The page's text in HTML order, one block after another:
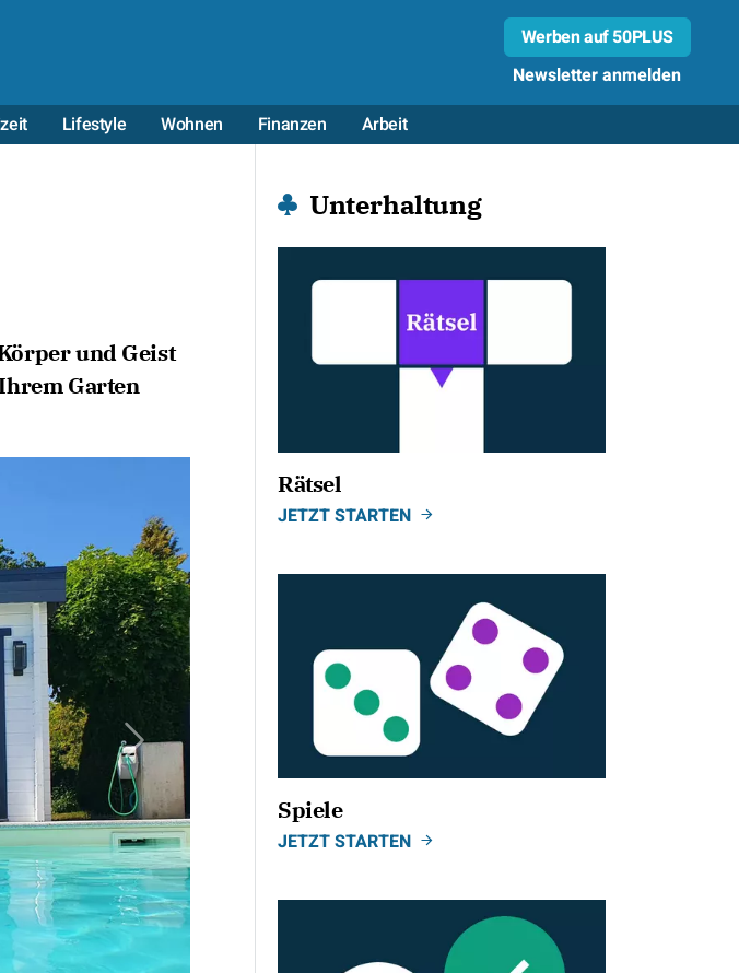
Werben auf 50PLUS
Newsletter anmelden
Lifestyle Wohnen Finanzen Arbeit
und Geist
Garten
Nächstes Bild
Unterhaltung
Rätsel
JETZT STARTEN
Spiele
JETZT STARTEN